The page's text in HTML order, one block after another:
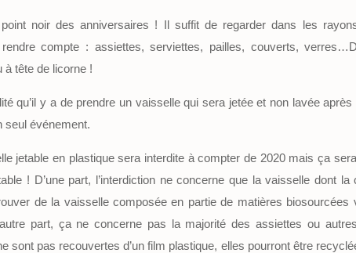
noir des anniversaires ! Il suffit de regarder dans les
rendre compte : assiettes, serviettes, pailles, couverts,
à tête de licorne !
qu’il y a de prendre un vaisselle qui sera jetée et non lavée
seul événement.
jetable en plastique sera interdite à compter de 2020 mais ça
! D’une part, l’interdiction ne concerne que la vaisselle dont
de la vaisselle composée en partie de matières
part, ça ne concerne pas la majorité des assiettes ou
sont pas recouvertes d’un film plastique, elles pourront être